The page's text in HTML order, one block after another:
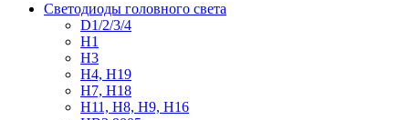
Светодиоды головного света
D1/2/3/4
H1
H3
H4, H19
H7, H18
H11, H8, H9, H16